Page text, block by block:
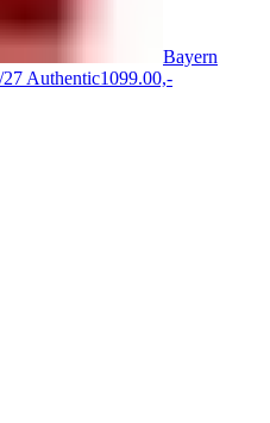
Bayern
Authentic1099.00,-